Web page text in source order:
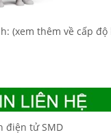
(xem thêm về cấp
điện tử SMD